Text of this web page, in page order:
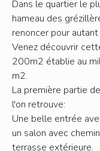
Dans le quartier le
hameau des
renoncer pour
Venez découvrir
200m2 établie au
m2.
La première partie
l'on retrouve:
Une belle entrée
un salon avec
terrasse extérieure.